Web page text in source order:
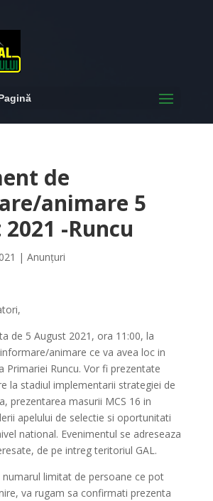
de
animare 5
-Runcu
| Anunțuri
de 5 August 2021, ora 11:00, la
animare ce va avea loc in
Primariei Runcu. Vor fi prezentate
la stadiul implementarii strategiei de
prezentarea masurii MCS 16 in
apelului de selectie si oportunitati
national. Evenimentul se adreseaza
de pe intreg teritoriul GAL.
numarul limitat de persoane ce pot
va rugam sa confirmati prezenta